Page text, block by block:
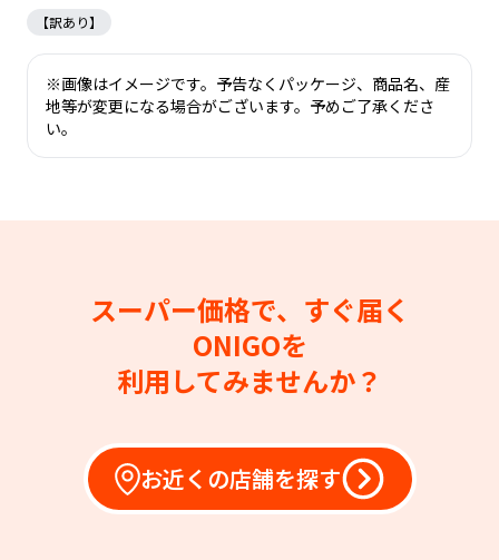
【訳あり】
※画像はイメージです。予告なくパッケージ、商品名、産
地等が変更になる場合がございます。予めご了承くださ
い。
スーパー価格で、すぐ届く
ONIGOを
利用してみませんか？
お近くの店舗を探す